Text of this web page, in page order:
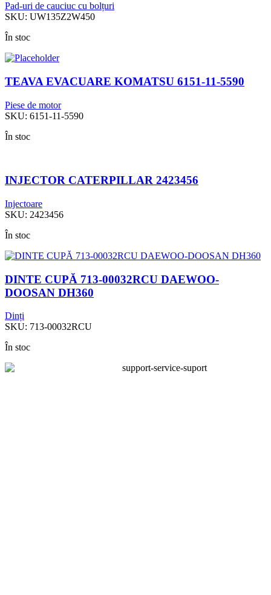
Pad-uri de cauciuc cu bolțuri
SKU: UW135Z2W450
În stoc
TEAVA EVACUARE KOMATSU 6151-11-5590
Piese de motor
SKU: 6151-11-5590
În stoc
INJECTOR CATERPILLAR 2423456
Injectoare
SKU: 2423456
În stoc
DINTE CUPĂ 713-00032RCU DAEWOO-
DOOSAN DH360
Dinți
SKU: 713-00032RCU
În stoc